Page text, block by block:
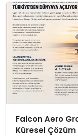
Falcon Aero
Küresel